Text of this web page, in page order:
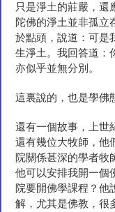
只是淨土的莊嚴，還
陀佛的淨土並非孤立
於點頭，說道：可是
生淨土。我回答道：
亦似乎並無分別。
這裏說的，也是學佛
還有一個故事，上世
還有幾位大牧師，他
院關係甚深的學者牧
他可以安排我開一個
院要開佛學課程？他
解，尤其是佛教，很